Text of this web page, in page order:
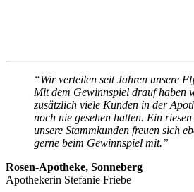
“Wir verteilen seit Jahren unsere
Mit dem Gewinnspiel drauf haben
zusätzlich viele Kunden in der
noch nie gesehen hatten. Ein
unsere Stammkunden freuen sich
gerne beim Gewinnspiel mit.”
Rosen-Apotheke, Sonneberg
Apothekerin Stefanie Friebe